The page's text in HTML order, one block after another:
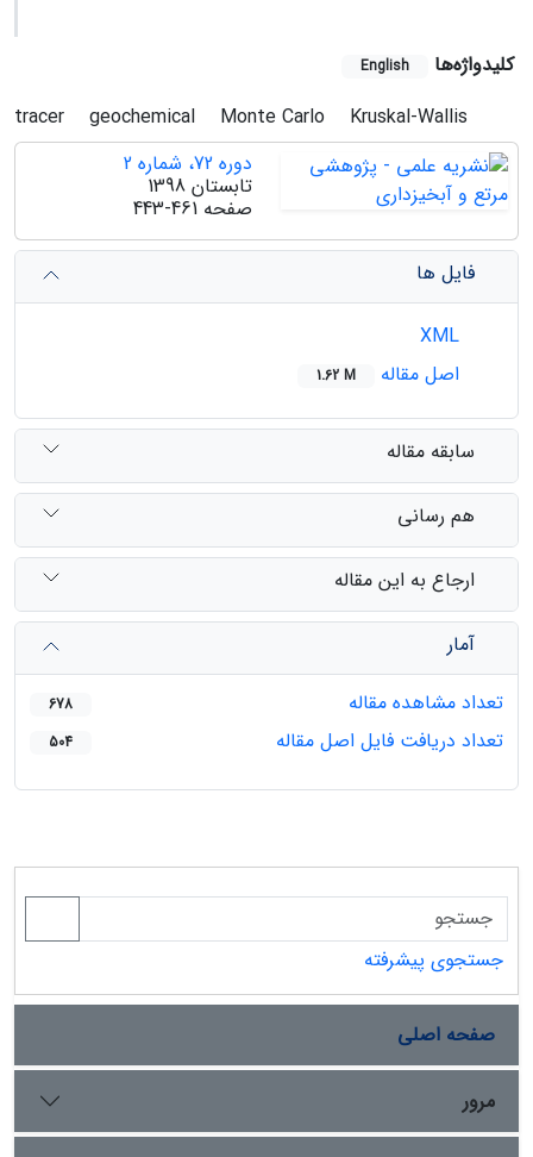
کلیدواژه‌ها English
tracer geochemical Monte Carlo
Kruskal-Wallis
دوره 72، شماره 2
تابستان 1398
صفحه 443-461
فایل ها
اصل مقاله
1.62 M
سابقه مقاله
هم رسانی
ارجاع به این مقاله
آمار
تعداد مشاهده مقاله
678
تعداد دریافت فایل اصل مقاله 504
جستجوی پیشرفته
صفحه اصلی
مرور